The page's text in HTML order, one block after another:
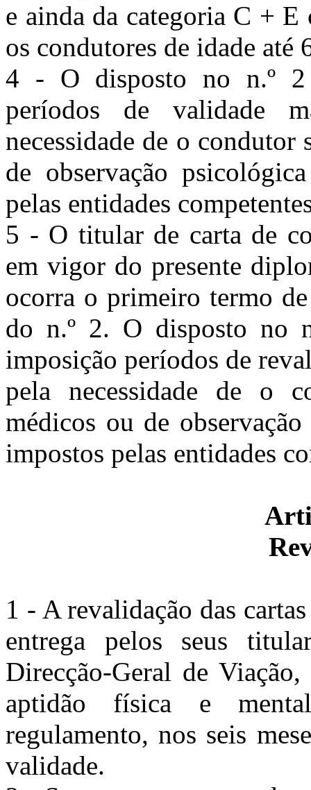
e ainda da categoria C +
os condutores de idade até
4 - O disposto no n.º 2
períodos de validade
necessidade de o condutor
de observação
pelas entidades
5 - O titular de carta de
em vigor do presente
ocorra o primeiro termo
do n.º 2. O disposto no
imposição períodos de
pela necessidade de o
médicos ou de
impostos pelas entidades
1 - A revalidação das
entrega pelos seus
Direcção-Geral de
aptidão física e
regulamento, nos seis
validade.